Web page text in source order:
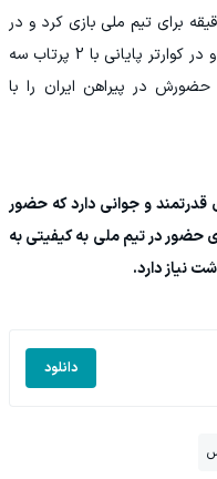
صالحی 20 ساله در این مسابقه 16 دقیقه برای تیم ملی بازی کرد و در
این دقایق توانست یک ریباند داشته باشد و در کوارتر پایانی با 2 پرتاب سه
در پیراهن ایران را با
قدرتمند و جوانی دارد که حضور
حضور در تیم ملی به کیفیتی به
نیاز دارد.
دانلود